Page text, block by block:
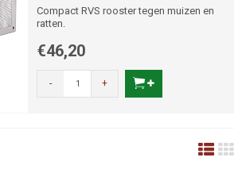
Compact RVS rooster tegen muizen en
ratten.
€46,20
- +